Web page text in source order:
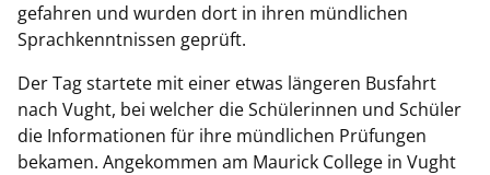
gefahren und wurden dort in ihren mündlichen
Sprachkenntnissen geprüft.
Der Tag startete mit einer etwas längeren Busfahrt
nach Vught, bei welcher die Schülerinnen und Schüler
die Informationen für ihre mündlichen Prüfungen
bekamen. Angekommen am Maurick College in Vught